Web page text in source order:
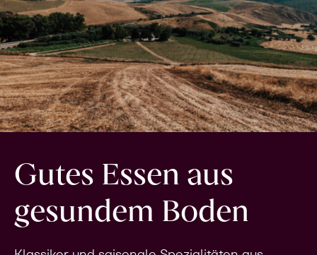
Gutes Essen aus
gesundem Boden